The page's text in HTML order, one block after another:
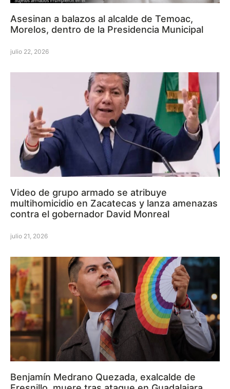
Asesinan a balazos al alcalde de Temoac,
Morelos, dentro de la Presidencia Municipal
julio 22, 2026
Video de grupo armado se atribuye
multihomicidio en Zacatecas y lanza amenazas
contra el gobernador David Monreal
julio 21, 2026
Benjamín Medrano Quezada, exalcalde de